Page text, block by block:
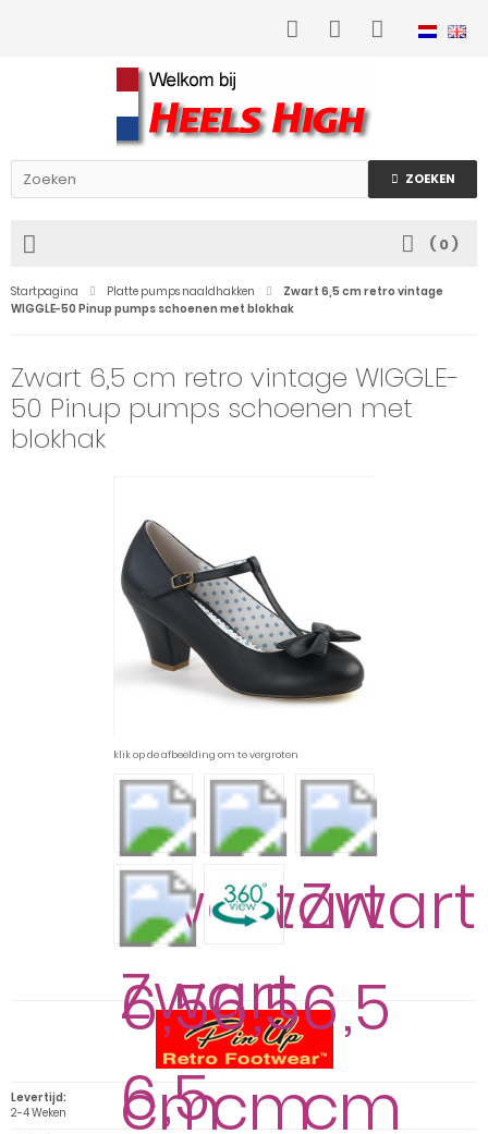
ZOEKEN
( 0)
Startpagina Platte pumps naaldhakken
Zwart 6,5 cm retro vintage
WIGGLE-50 Pinup pumps schoenen met blokhak
Zwart 6,5 cm retro vintage WIGGLE-
50 Pinup pumps schoenen met
blokhak
klik op de afbeelding om te vergroten
Levertijd:
2-4 Weken